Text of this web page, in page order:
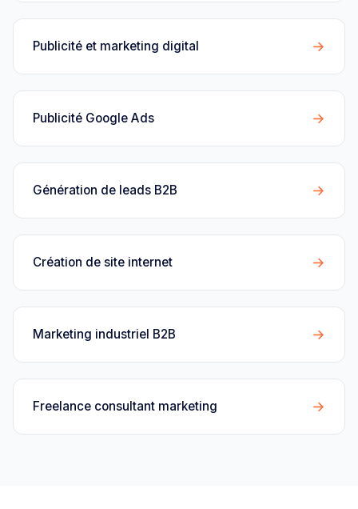
Publicité et marketing digital →
Publicité Google Ads →
Génération de leads B2B →
Création de site internet →
Marketing industriel B2B →
Freelance consultant marketing →